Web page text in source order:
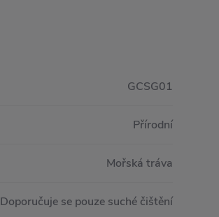
GCSG01
Přírodní
Mořská tráva
Doporučuje se pouze suché čištění